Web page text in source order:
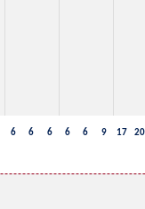
6 6 6 6 6 9 17 20